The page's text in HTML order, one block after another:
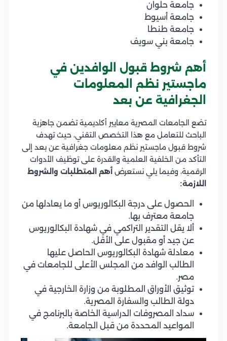
جامعة حلوان
جامعة أسيوط
جامعة طنطا
جامعة بني سويف
أهم شروط قبول الوافدين في
ماجستير نظم المعلومات
الجغرافية عن بعد
تضع الجامعات المصرية معايير أكاديمية تضمن جاهزية
الباحث للتعامل مع هذا التخصص التقني، حيث تهدف
شروط قبول ماجستير نظم معلومات جغرافية عن بعد إلى
التأكد من الخلفية العلمية والقدرة على توظيف الأدوات
الرقمية، وفيما يلي نستعرض أهم المتطلبات والشروط
اللازمة:
الحصول على درجة البكالوريوس أو ما يعادلها من
جامعة معترف بها.
ألا يقل التقدير التراكمي في شهادة البكالوريوس
عن جيد أو مقبول على الأقل.
معادلة شهادة البكالوريوس الحاصل عليها
الطالب الوافد من المجلس الأعلى للجامعات في
مصر.
توثيق الأوراق المطلوبة من وزارة الخارجية في
دولة الطالب والسفارة المصرية.
سداد المصروفات الدراسية الخاصة بالبرنامج في
المواعيد المحددة من قبل الجامعة.